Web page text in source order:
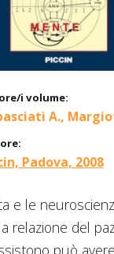
i volume:
A.,
Padova, 2008
e le
relazione del
può